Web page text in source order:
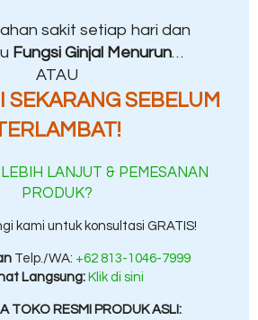
sakit setiap hari dan
Fungsi Ginjal Menurun…
ATAU
SEKARANG SEBELUM
LEBIH LANJUT & PEMESANAN
PRODUK?
kami untuk konsultasi GRATIS!
Telp./WA: +62 813-1046-7999
Langsung: Klik di sini
TOKO RESMI PRODUK ASLI: